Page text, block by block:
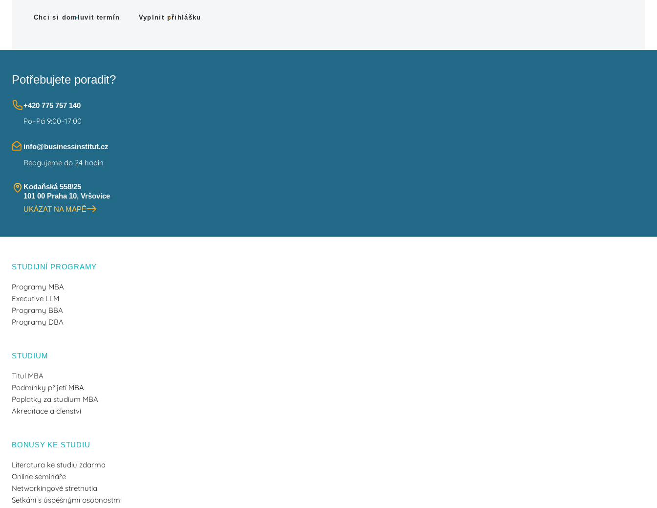
Chci si domluvit termín Vyplnit přihlášku
Potřebujete poradit?
+420 775 757 140
Po–Pá 9:00–17:00
info@businessinstitut.cz
Reagujeme do 24 hodin
Kodaňská 558/25
101 00 Praha 10, Vršovice
UKÁZAT NA MAPĚ
STUDIJNÍ PROGRAMY
Programy MBA
Executive LLM
Programy BBA
Programy DBA
STUDIUM
Titul MBA
Podmínky přijetí MBA
Poplatky za studium MBA
Akreditace a členství
BONUSY KE STUDIU
Literatura ke studiu zdarma
Online semináře
Networkingové stretnutia
Setkání s úspěšnými osobnostmi